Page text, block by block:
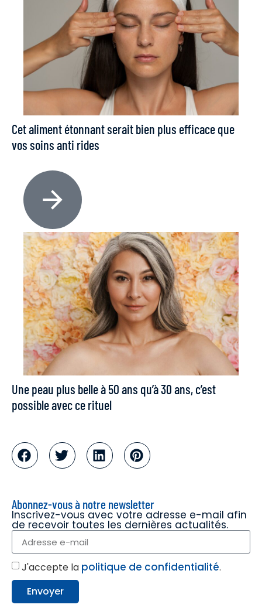
Cet aliment étonnant serait bien plus efficace que
vos soins anti rides
Une peau plus belle à 50 ans qu’à 30 ans, c’est
possible avec ce rituel
Abonnez-vous à notre newsletter
Inscrivez-vous avec votre adresse e-mail afin
de recevoir toutes les dernières actualités.
J'accepte la politique de confidentialité.
Envoyer